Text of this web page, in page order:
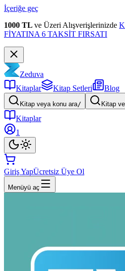
İçeriğe geç
1000 TL ve Üzeri Alışverişlerinizde
FİYATINA 6 TAKSİT FIRSATI
Zeduva
Kitaplar
Kitap Setleri Blog
Kitap veya konu ara/ Kitap
Kitaplar
1
Giriş YapÜcretsiz Üye Ol
Menüyü aç